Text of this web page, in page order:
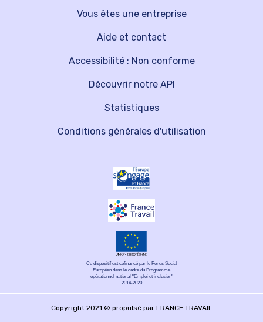
Vous êtes une entreprise
Découvrir notre API
Aide et contact
Statistiques
Accessibilité : Non conforme
Conditions générales d'utilisation
Ce dispositif est cofinancé par le Fonds Social
Européen dans le cadre du Programme
opérationnel national "Emploi et inclusion"
2014-2020
Copyright 2021 © propulsé par FRANCE TRAVAIL